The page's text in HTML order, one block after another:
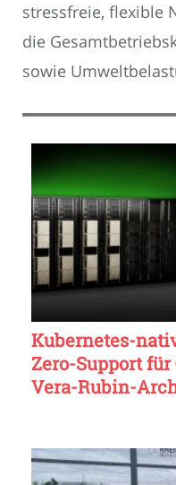
stressfreie, flexible
die
sowie
Kubernetes-
Zero-Support
Vera-Rubin-